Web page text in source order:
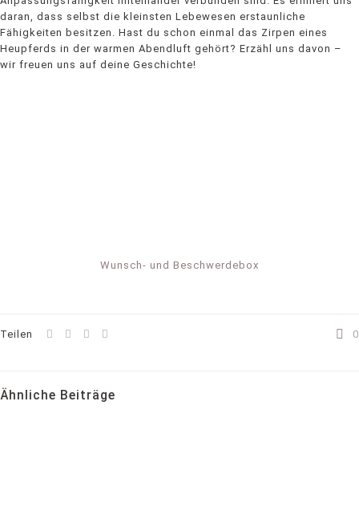
daran, dass selbst die kleinsten Lebewesen erstaunliche
Fähigkeiten besitzen. Hast du schon einmal das Zirpen eines
Heupferds in der warmen Abendluft gehört? Erzähl uns davon –
wir freuen uns auf deine Geschichte!
Wunsch- und Beschwerdebox
Teilen 0
Ähnliche Beiträge